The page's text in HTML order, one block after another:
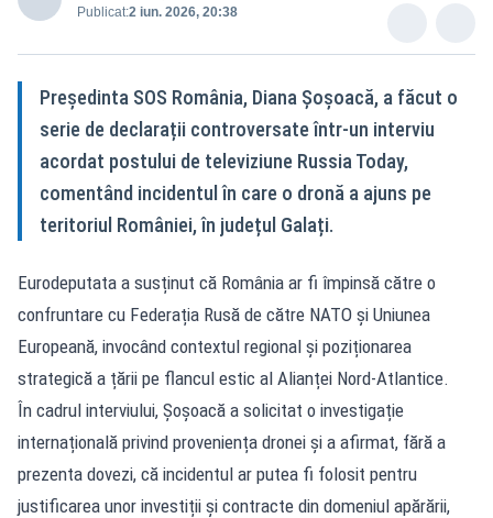
Publicat:2 iun. 2026, 20:38
Președinta SOS România, Diana Șoșoacă, a făcut o
serie de declarații controversate într-un interviu
acordat postului de televiziune Russia Today,
comentând incidentul în care o dronă a ajuns pe
teritoriul României, în județul Galați.
Eurodeputata a susținut că România ar fi împinsă către o
confruntare cu Federația Rusă de către NATO și Uniunea
Europeană, invocând contextul regional și poziționarea
strategică a țării pe flancul estic al Alianței Nord-Atlantice.
În cadrul interviului, Șoșoacă a solicitat o investigație
internațională privind proveniența dronei și a afirmat, fără a
prezenta dovezi, că incidentul ar putea fi folosit pentru
justificarea unor investiții și contracte din domeniul apărării,